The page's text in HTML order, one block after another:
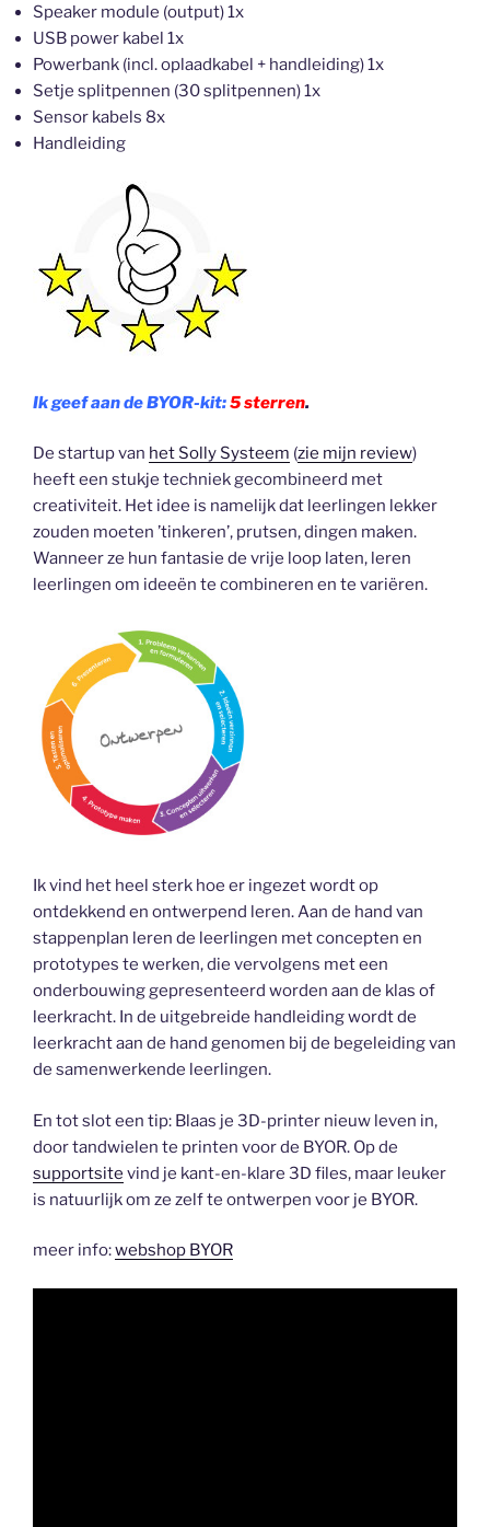
Speaker module (output) 1x
USB power kabel 1x
Powerbank (incl. oplaadkabel + handleiding) 1x
Setje splitpennen (30 splitpennen) 1x
Sensor kabels 8x
Handleiding
Ik geef aan de BYOR-kit:5 sterren.
De startup van het Solly Systeem (zie mijn review)
heeft een stukje techniek gecombineerd met
creativiteit. Het idee is namelijk dat leerlingen lekker
zouden moeten ’tinkeren’, prutsen, dingen maken.
Wanneer ze hun fantasie de vrije loop laten, leren
leerlingen om ideeën te combineren en te variëren.
Ik vind het heel sterk hoe er ingezet wordt op
ontdekkend en ontwerpend leren. Aan de hand van
stappenplan leren de leerlingen met concepten en
prototypes te werken, die vervolgens met een
onderbouwing gepresenteerd worden aan de klas of
leerkracht. In de uitgebreide handleiding wordt de
leerkracht aan de hand genomen bij de begeleiding van
de samenwerkende leerlingen.
En tot slot een tip: Blaas je 3D-printer nieuw leven in,
door tandwielen te printen voor de BYOR. Op de
supportsite vind je kant-en-klare 3D files, maar leuker
is natuurlijk om ze zelf te ontwerpen voor je BYOR.
meer info:webshop BYOR